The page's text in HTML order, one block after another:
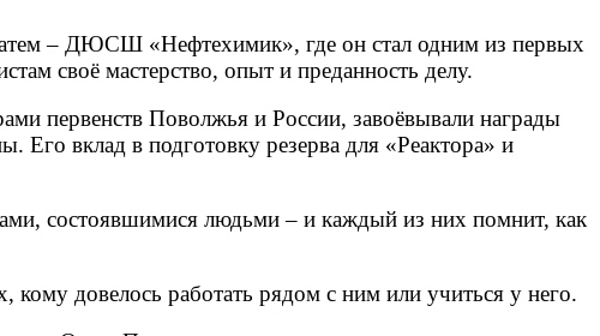
– ДЮСШ «Нефтехимик», где он стал одним из первых
своё мастерство, опыт и преданность делу.
первенств Поволжья и России, завоёвывали награды
вклад в подготовку резерва для «Реактора» и
состоявшимися людьми – и каждый из них помнит, как
кому довелось работать рядом с ним или учиться у него.